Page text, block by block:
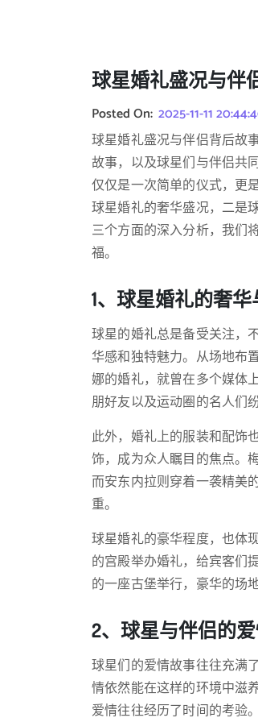
球星婚礼盛况与伴
Posted On: 2025-11-11
球星婚礼盛况与伴侣背后故
故事，以及球星们与伴侣共
仅仅是一次简单的仪式，更
球星婚礼的奢华盛况，二是
三个方面的深入分析，我们
福。
1、球星婚礼的奢
球星的婚礼总是备受关注，
华感和独特魅力。从场地布
娜的婚礼，就曾在多个媒体
朋好友以及运动圈的名人们
此外，婚礼上的服装和配饰
饰，成为众人瞩目的焦点。
而安东内拉则穿着一袭精美
重。
球星婚礼的豪华程度，也体
的宫殿举办婚礼，给宾客们
的一座古堡举行，豪华的场
2、球星与伴侣的
球星们的爱情故事往往充满
情依然能在这样的环境中滋
爱情往往经历了时间的考验